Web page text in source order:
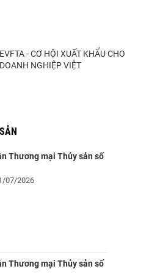
EVFTA - CƠ HỘI XUẤT KHẨU CHO
DOANH NGHIỆP VIỆT
Thương mại Thủy sản số
07/2026
Thương mại Thủy sản số